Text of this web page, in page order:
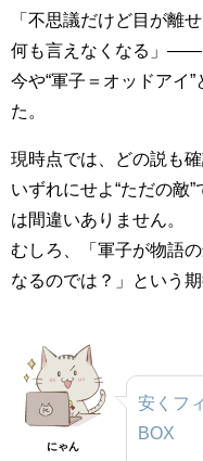
「不思議だけど目が離
何も言えなくなる」——
今や“軍子＝オッドアイ
た。
現時点では、どの説も
いずれにせよ“ただの敵
は間違いありません。
むしろ、「軍子が物語
なるのでは？」という
にゃん
安くフ
BOX